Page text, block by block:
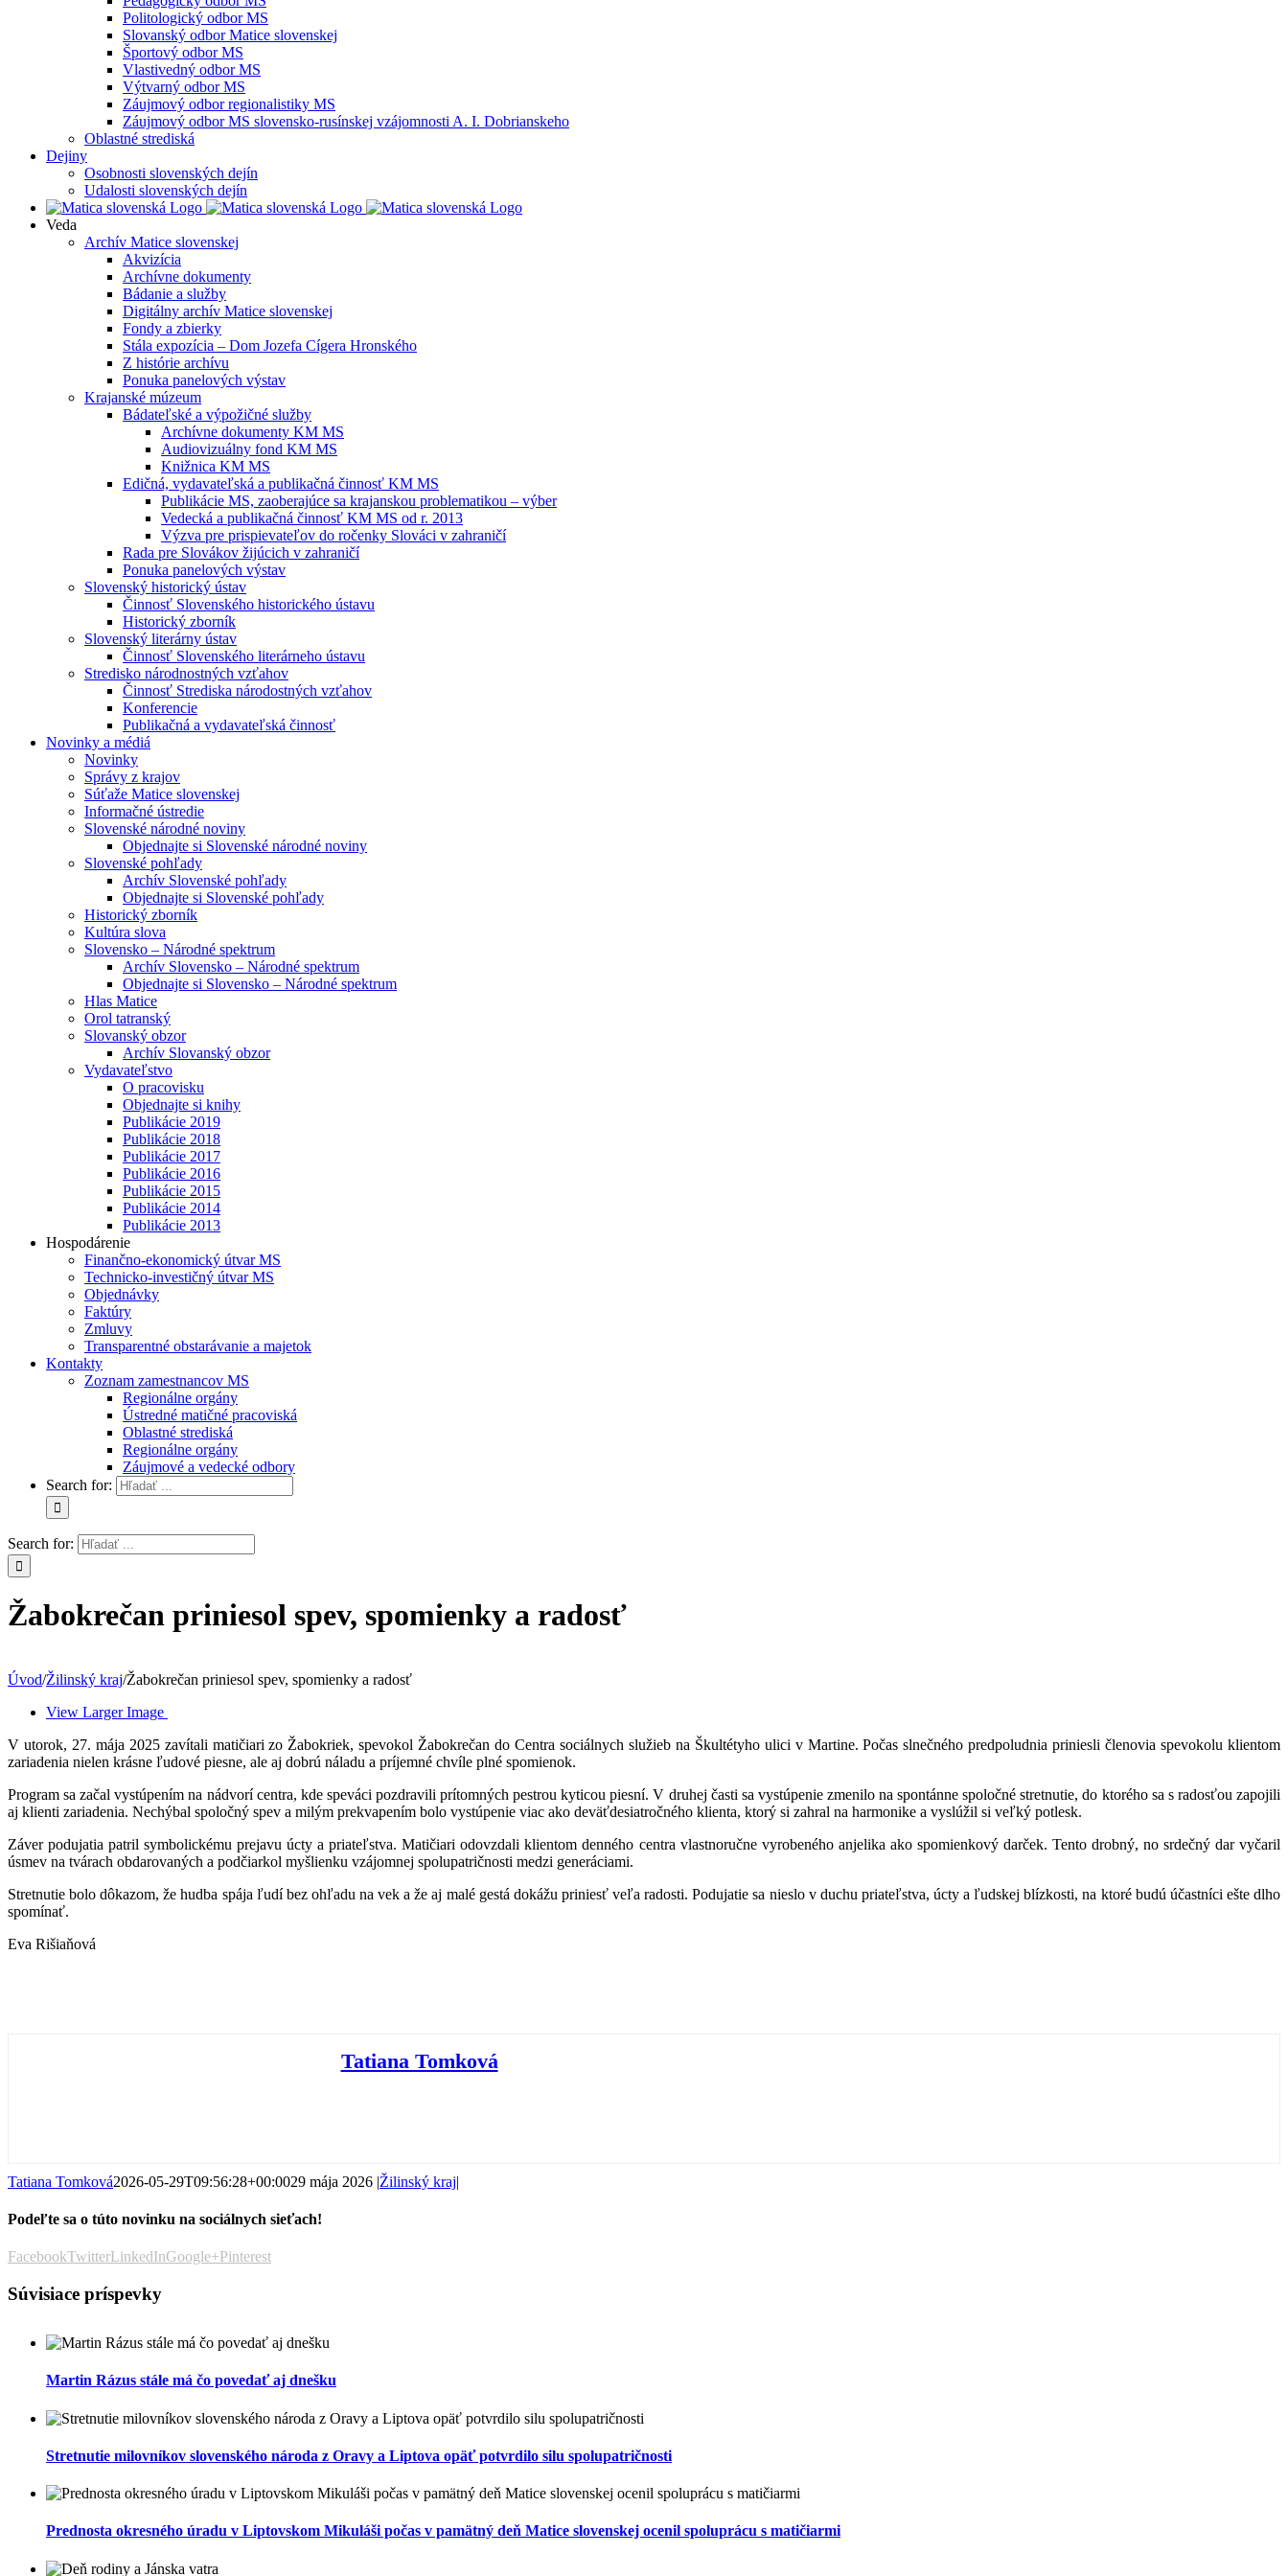
Politologický odbor MS
Slovanský odbor Matice slovenskej
Športový odbor MS
Vlastivedný odbor MS
Výtvarný odbor MS
Záujmový odbor regionalistiky MS
Záujmový odbor MS slovensko-rusínskej vzájomnosti A. I. Dobrianskeho
Oblastné strediská
Dejiny
Osobnosti slovenských dejín
Udalosti slovenských dejín
Veda
Archív Matice slovenskej
Akvizícia
Archívne dokumenty
Bádanie a služby
Digitálny archív Matice slovenskej
Fondy a zbierky
Stála expozícia – Dom Jozefa Cígera Hronského
Z histórie archívu
Ponuka panelových výstav
Krajanské múzeum
Bádateľské a výpožičné služby
Archívne dokumenty KM MS
Audiovizuálny fond KM MS
Knižnica KM MS
Edičná, vydavateľská a publikačná činnosť KM MS
Publikácie MS, zaoberajúce sa krajanskou problematikou – výber
Vedecká a publikačná činnosť KM MS od r. 2013
Výzva pre prispievateľov do ročenky Slováci v zahraničí
Rada pre Slovákov žijúcich v zahraničí
Ponuka panelových výstav
Slovenský historický ústav
Činnosť Slovenského historického ústavu
Historický zborník
Slovenský literárny ústav
Činnosť Slovenského literárneho ústavu
Stredisko národnostných vzťahov
Činnosť Strediska národostných vzťahov
Konferencie
Publikačná a vydavateľská činnosť
Novinky a médiá
Novinky
Správy z krajov
Súťaže Matice slovenskej
Informačné ústredie
Slovenské národné noviny
Objednajte si Slovenské národné noviny
Slovenské pohľady
Archív Slovenské pohľady
Objednajte si Slovenské pohľady
Historický zborník
Kultúra slova
Slovensko – Národné spektrum
Archív Slovensko – Národné spektrum
Objednajte si Slovensko – Národné spektrum
Hlas Matice
Orol tatranský
Slovanský obzor
Archív Slovanský obzor
Vydavateľstvo
O pracovisku
Objednajte si knihy
Publikácie 2019
Publikácie 2018
Publikácie 2017
Publikácie 2016
Publikácie 2015
Publikácie 2014
Publikácie 2013
Hospodárenie
Finančno-ekonomický útvar MS
Technicko-investičný útvar MS
Objednávky
Faktúry
Zmluvy
Transparentné obstarávanie a majetok
Kontakty
Zoznam zamestnancov MS
Regionálne orgány
Ústredné matičné pracoviská
Oblastné strediská
Regionálne orgány
Záujmové a vedecké odbory
Search for:
Search for:
Žabokrečan priniesol spev, spomienky a radosť
Úvod/Žilinský kraj/Žabokrečan priniesol spev, spomienky a radosť
View Larger Image
V utorok, 27. mája 2025 zavítali matičiari zo Žabokriek, spevokol Žabokrečan do Centra sociálnych služieb na Škultétyho ulici v Martine. Počas slnečného predpoludnia priniesli členovia spevokolu klientom
zariadenia nielen krásne ľudové piesne, ale aj dobrú náladu a príjemné chvíle plné spomienok.
Program sa začal vystúpením na nádvorí centra, kde speváci pozdravili prítomných pestrou kyticou piesní. V druhej časti sa vystúpenie zmenilo na spontánne spoločné stretnutie, do ktorého sa s radosťou zapojili
aj klienti zariadenia. Nechýbal spoločný spev a milým prekvapením bolo vystúpenie viac ako deväťdesiatročného klienta, ktorý si zahral na harmonike a vyslúžil si veľký potlesk.
Záver podujatia patril symbolickému prejavu úcty a priateľstva. Matičiari odovzdali klientom denného centra vlastnoručne vyrobeného anjelika ako spomienkový darček. Tento drobný, no srdečný dar vyčaril
úsmev na tvárach obdarovaných a podčiarkol myšlienku vzájomnej spolupatričnosti medzi generáciami.
Stretnutie bolo dôkazom, že hudba spája ľudí bez ohľadu na vek a že aj malé gestá dokážu priniesť veľa radosti. Podujatie sa nieslo v duchu priateľstva, úcty a ľudskej blízkosti, na ktoré budú účastníci ešte dlho
spomínať.
Eva Rišiaňová
Tatiana Tomková
Tatiana Tomková2026-05-29T09:56:28+00:0029 mája 2026 |Žilinský kraj|
Podeľte sa o túto novinku na sociálnych sieťach!
FacebookTwitterLinkedInGoogle+Pinterest
Súvisiace príspevky
Martin Rázus stále má čo povedať aj dnešku
Stretnutie milovníkov slovenského národa z Oravy a Liptova opäť potvrdilo silu spolupatričnosti
Prednosta okresného úradu v Liptovskom Mikuláši počas v pamätný deň Matice slovenskej ocenil spoluprácu s matičiarmi